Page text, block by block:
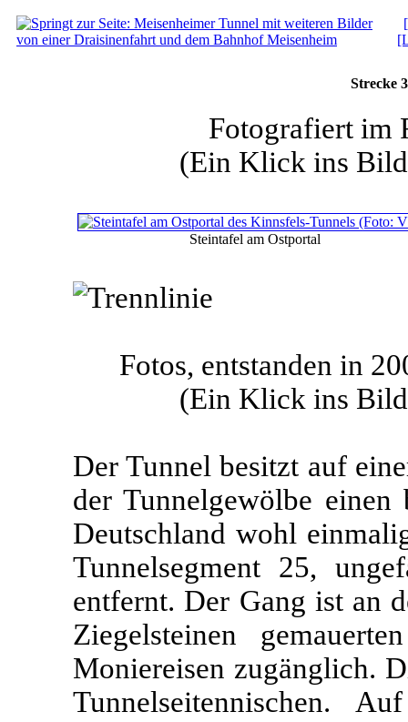
Strecke
Fotografiert im
(Ein Klick ins
Steintafel am Ostportal
Fotos, entstanden in
(Ein Klick ins
Der Tunnel besitzt auf
der Tunnelgewölbe
Deutschland wohl
Tunnelsegment 25,
entfernt. Der Gang ist an
Ziegelsteinen
Moniereisen zugänglich.
Tunnelseitennischen.